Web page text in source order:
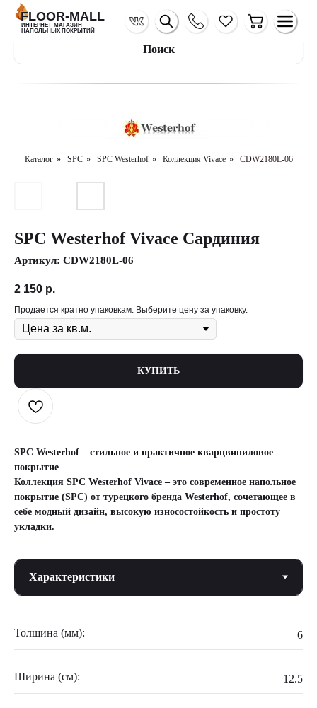
Поиск
FLOOR-MALL
ИНТЕРНЕТ-МАГАЗИН
НАПОЛЬНЫХ ПОКРЫТИЙ
Каталог » SPC » SPC Westerhof » Коллекция Vivace » CDW2180L-06
SPC Westerhof Vivace Сардиния
Артикул: CDW2180L-06
2 150 р.
Продается кратно упаковкам. Выберите цену за упаковку.
КУПИТЬ
SPC Westerhof – стильное и практичное кварцвиниловое
покрытие
Коллекция SPC Westerhof Vivace – это современное напольное
покрытие (SPC) от турецкого бренда Westerhof, сочетающее в
себе модный дизайн, высокую износостойкость и простоту
укладки.
Толщина (мм): 6
Ширина (см): 12.5